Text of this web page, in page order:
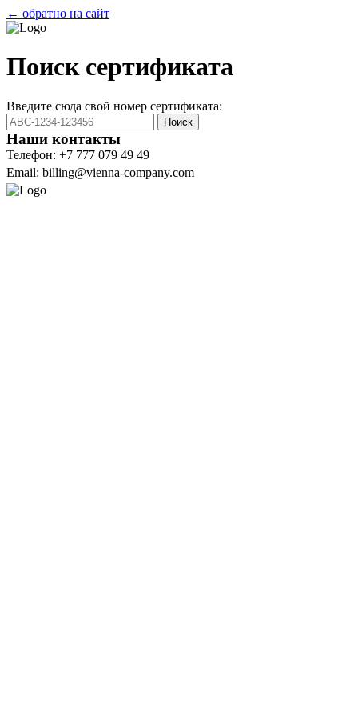
← обратно на сайт
Поиск сертификата
Введите сюда свой номер сертификата:
Поиск
Наши контакты
Телефон: +7 777 079 49 49
Email: billing@vienna-company.com